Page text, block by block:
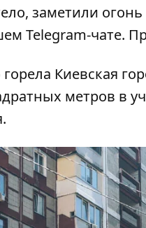
заметили
Telegram-чате.
горела Киевская
метров в